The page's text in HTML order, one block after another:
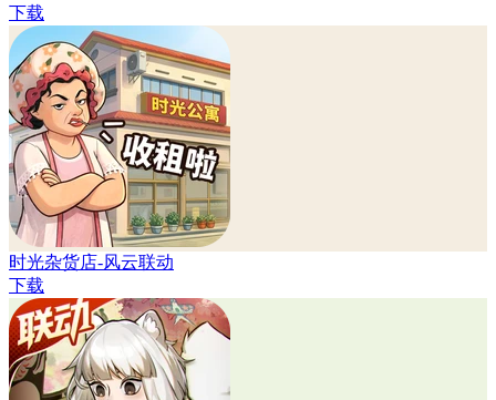
下载
时光杂货店-风云联动
下载